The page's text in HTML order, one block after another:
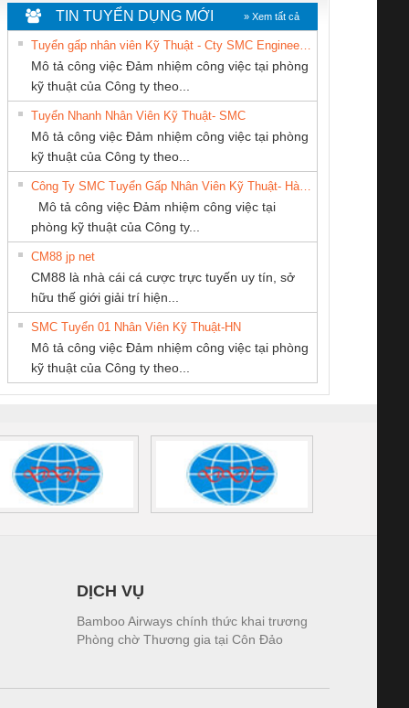
An Toàn
Contact
– PSR-
SCP-
FSP/2X1/1X2
sát chuỗi
tấm pin
16I+
(2502520000)
Bộ giám sát chuỗi
tấm pin
TRANSCLINIC 16I+
1K5 L (2433950000)
Bộ giám sát dòng
TRANSCLINIC 16I+
(2008130000)
điện TRANSCLINIC
BKE 1K5.4
(7791400879)2. Giá
Nẹp nhôm chống
trơn Đà Nẵng
TY CỔ
TỰ ĐỘNG
HƯNG
CÔNG TY TNHH
KỸ THUẬT KTECH
VIỆT NAM
Tan Dong Cang
TY TNHH
BỊ CÔNG
NIHON
VIỆT
THƯƠNG MẠI
THIÊN ÂN VIỆT
NAM
Thiết Bị Điện Nam
TIN TUYỂN DỤNG MỚI » Xem tất cả
Mô tả công việc Đảm nhiệm công việc tại phòng
kỹ thuật của Công ty theo...
Tuyển Nhanh Nhân Viên Kỹ Thuật- SMC
Mô tả công việc Đảm nhiệm công việc tại phòng
kỹ thuật của Công ty theo...
Mô tả công việc Đảm nhiệm công việc tại
phòng kỹ thuật của Công ty...
CM88 jp net
CM88 là nhà cái cá cược trực tuyến uy tín, sở
hữu thế giới giải trí hiện...
SMC Tuyển 01 Nhân Viên Kỹ Thuật-HN
Mô tả công việc Đảm nhiệm công việc tại phòng
kỹ thuật của Công ty theo...
DỊCH VỤ
Bamboo Airways chính thức khai trương
Phòng chờ Thương gia tại Côn Đảo